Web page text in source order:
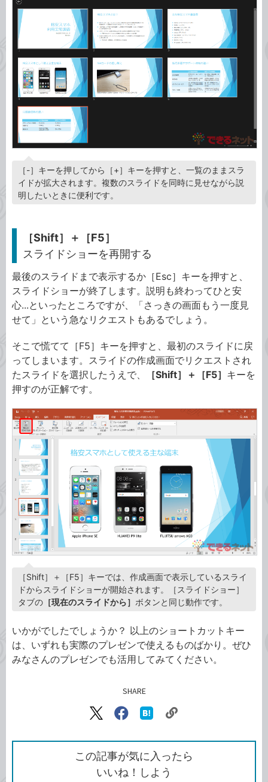
［-］キーを押してから［+］キーを押すと、一覧のままスラ
イドが拡大されます。複数のスライドを同時に見せながら説
明したいときに便利です。
［Shift］＋［F5］
スライドショーを再開する
最後のスライドまで表示するか［Esc］キーを押すと、
スライドショーが終了します。説明も終わってひと安
心...といったところですが、「さっきの画面もう一度見
せて」という急なリクエストもあるでしょう。
そこで慌てて［F5］キーを押すと、最初のスライドに戻
ってしまいます。スライドの作成画面でリクエストされ
たスライドを選択したうえで、
［Shift］＋［F5］ キーを
押すのが正解です。
［Shift］＋［F5］キーでは、作成画面で表示しているスライ
ドからスライドショーが開始されます。［スライドショー］
タブの ［現在のスライドから］ ボタンと同じ動作です。
いかがでしたでしょうか？ 以上のショートカットキー
は、いずれも実際のプレゼンで使えるものばかり。ぜひ
みなさんのプレゼンでも活用してみてください。
SHARE
X（旧
で
シ
ェ
ア
Facebook
シ
ェ
ア
な
ブ
ッ
ク
ク
を
コ
この記事が気に入ったら
いいね！しよう